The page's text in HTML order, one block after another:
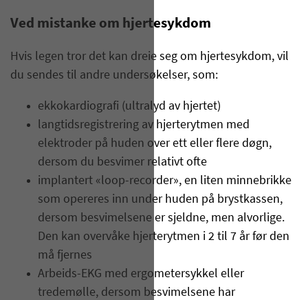
Ved mistanke om hjertesykdom
Hvis legen tror det kan dreie seg om hjertesykdom, vil
du sendes til andre undersøkelser, som:
ekkokardiografi (ultralyd av hjertet)
langtidsregistrering av hjerterytmen med
elektroder på huden over ett eller flere døgn,
dersom du besvimer relativt ofte
implantert «loop-recorder», en liten minnebrikke
som opereres inn under huden på brystkassen,
dersom besvimelsene er sjeldne, men alvorlige.
Den kan overvåke hjerterytmen i 2 til 7 år før den
må fjernes
Arbeids-EKG med ergometersykkel eller
tredemølle, dersom besvimelsene har